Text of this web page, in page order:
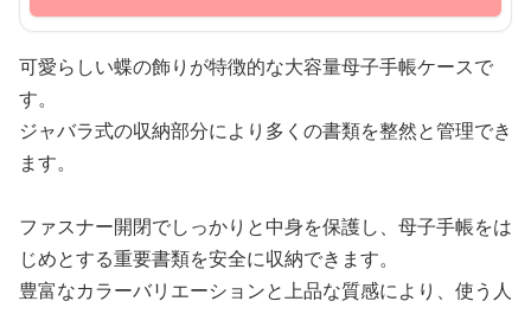
可愛らしい蝶の飾りが特徴的な大容量母子手帳ケースで
す。
ジャバラ式の収納部分により多くの書類を整然と管理でき
ます。
ファスナー開閉でしっかりと中身を保護し、母子手帳をは
じめとする重要書類を安全に収納できます。
豊富なカラーバリエーションと上品な質感により、使う人